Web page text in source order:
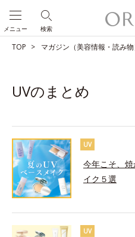
検索
メニュー
TOP マガジン（美容情報・読み物
UVのまとめ
UV
今年こそ、
イク５選
UV